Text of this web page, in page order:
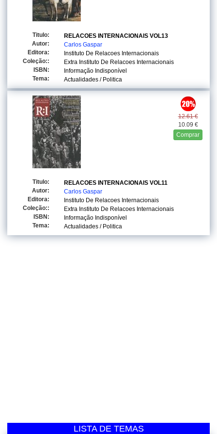
Titulo:
RELACOES INTERNACIONAIS VOL13
Autor:
Carlos Gaspar
Editora:
Instituto De Relacoes Internacionais
Coleção::
Extra Instituto De Relacoes Internacionais
ISBN:
Informação Indisponível
Tema:
Actualidades / Politica
12.61 €
10.09 €
Comprar
Titulo:
RELACOES INTERNACIONAIS VOL11
Autor:
Carlos Gaspar
Editora:
Instituto De Relacoes Internacionais
Coleção::
Extra Instituto De Relacoes Internacionais
ISBN:
Informação Indisponível
Tema:
Actualidades / Politica
LISTA DE TEMAS